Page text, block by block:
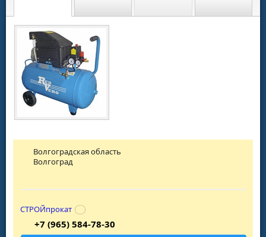
Волгоградская область
Волгоград
СТРОЙпрокат
+7 (965) 584-78-30